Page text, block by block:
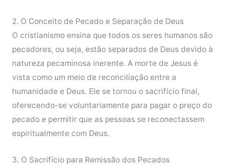
2. O Conceito de Pecado e Separação de Deus
O cristianismo ensina que todos os seres humanos são
pecadores, ou seja, estão separados de Deus devido à
natureza pecaminosa inerente. A morte de Jesus é
vista como um meio de reconciliação entre a
humanidade e Deus. Ele se tornou o sacrifício final,
oferecendo-se voluntariamente para pagar o preço do
pecado e permitir que as pessoas se reconectassem
espiritualmente com Deus.
3. O Sacrifício para Remissão dos Pecados